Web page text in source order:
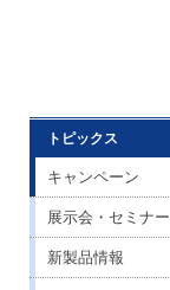
トピックス
キャンペーン
展示会・セミナー
新製品情報